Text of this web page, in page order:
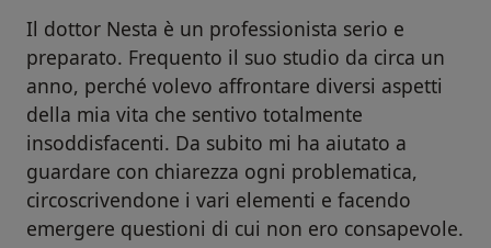
Il dottor Nesta è un professionista serio e
preparato. Frequento il suo studio da circa un
anno, perché volevo affrontare diversi aspetti
della mia vita che sentivo totalmente
insoddisfacenti. Da subito mi ha aiutato a
guardare con chiarezza ogni problematica,
circoscrivendone i vari elementi e facendo
emergere questioni di cui non ero consapevole.